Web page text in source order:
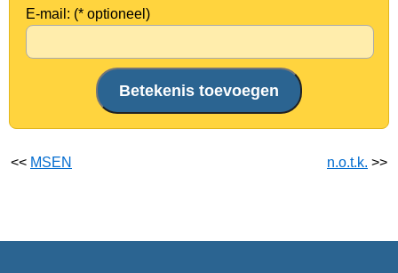
E-mail: (* optioneel)
<< MSEN n.o.t.k. >>